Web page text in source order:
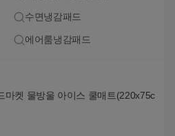
수면냉감패드
에어룸냉감패드
마켓 물방울 아이스 쿨매트(220x75c